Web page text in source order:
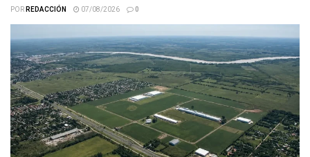
PORREDACCIÓN 07/08/2026 0